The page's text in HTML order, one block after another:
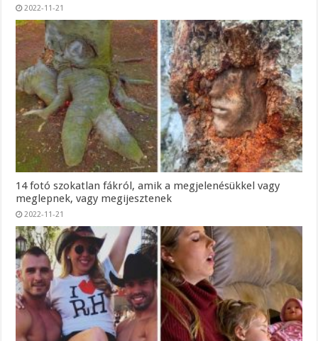
2022-11-21
14 fotó szokatlan fákról, amik a megjelenésükkel vagy
meglepnek, vagy megijesztenek
2022-11-21